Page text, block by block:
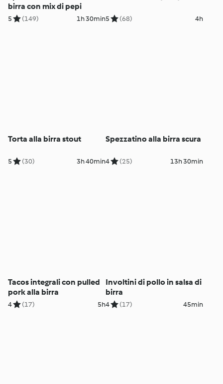
birra con mix di pepi
5 (149) 1h 30min5 (68) 4h
Torta alla birra stout
5 (30) 3h 40min
Spezzatino alla birra scura
4 (25) 13h 30min
Tacos integrali con pulled
pork alla birra
4 (17) 5h
Involtini di pollo in salsa di
birra
4 (17) 45min